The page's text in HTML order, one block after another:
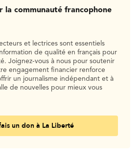
la communauté francophone
et lectrices sont essentiels
de qualité en français pour
Joignez-vous à nous pour soutenir
engagement financier renforce
un journalisme indépendant et à
de nouvelles pour mieux vous
un don à La Liberté